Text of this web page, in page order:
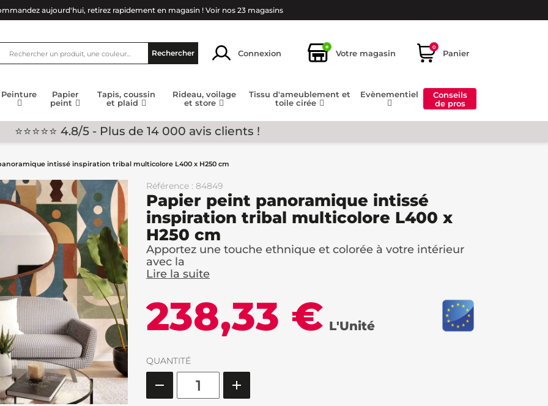
aujourd'hui, retirez rapidement en magasin ! Voir nos 23 magasins
Rechercher Connexion
+
Votre magasin
0
Panier
Peinture
Papier
peint
Tapis, coussin
et plaid
Rideau, voilage
et store
Tissu d'ameublement et
toile cirée
Evènementiel
Conseils
de pros
⭐⭐⭐⭐⭐ 4.8/5 - Plus de 14 000 avis clients !
intissé inspiration tribal multicolore L400 x H250 cm
Référence : 84849
Papier peint panoramique intissé
inspiration tribal multicolore L400 x
H250 cm
Apportez une touche ethnique et colorée à votre intérieur
avec la
Lire la suite
238,33 € L'Unité
QUANTITÉ